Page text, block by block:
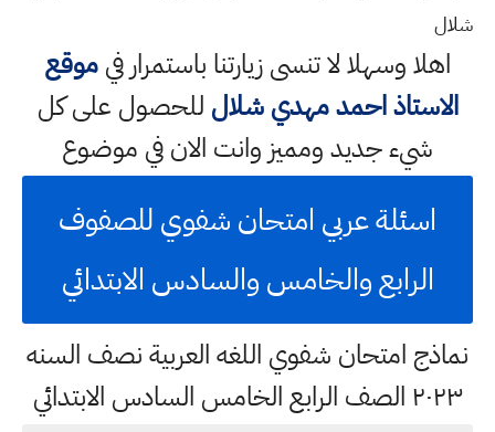
شلال
اهلا وسهلالا تنسى زيارتنا باستمرار فيموقع
الاستاذ احمد مهدي شلال للحصول على كل
شيء جديد ومميز وانت الان في موضوع
اسئلة عربي امتحان شفوي للصفوف
الرابع والخامس والسادس الابتدائي
نماذج امتحان شفوي اللغه العربية نصف السنه
٢٠٢٣ الصف الرابع الخامس السادس الابتدائي